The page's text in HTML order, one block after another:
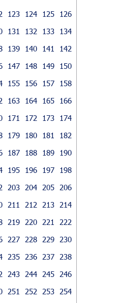
123 124 125
126
131 132 133
134
139 140 141
142
147 148 149
150
155 156 157
158
163 164 165
166
171 172 173
174
179 180 181
182
187 188 189
190
195 196 197
198
203 204 205
206
211 212 213
214
219 220 221
222
227 228 229
230
235 236 237
238
243 244 245
246
251 252 253
254